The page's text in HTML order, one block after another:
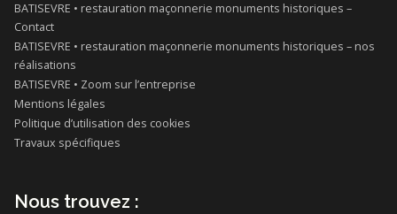
BATISEVRE • restauration maçonnerie monuments historiques –
Contact
BATISEVRE • restauration maçonnerie monuments historiques – nos
réalisations
BATISEVRE • Zoom sur l’entreprise
Mentions légales
Politique d’utilisation des cookies
Travaux spécifiques
Nous trouvez :